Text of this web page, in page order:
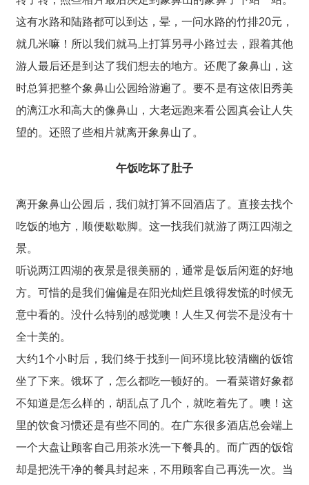
这有水路和陆路都可以到达，晕，一问水路的竹排20元，
就几米嘛！所以我们就马上打算另寻小路过去，跟着其他
游人最后还是到达了我们想去的地方。还爬了象鼻山，这
时总算把整个象鼻山公园给游遍了。要不是有这依旧秀美
的漓江水和高大的像鼻山，大老远跑来看公园真会让人失
望的。还照了些相片就离开象鼻山了。
午饭吃坏了肚子
离开象鼻山公园后，我们就打算不回酒店了。直接去找个
吃饭的地方，顺便歇歇脚。这一找我们就游了两江四湖之
景。
听说两江四湖的夜景是很美丽的，通常是饭后闲逛的好地
方。可惜的是我们偏偏是在阳光灿烂且饿得发慌的时候无
意中看的。没什么特别的感觉噢！人生又何尝不是没有十
全十美的。
大约1个小时后，我们终于找到一间环境比较清幽的饭馆
坐了下来。饿坏了，怎么都吃一顿好的。一看菜谱好象都
不知道是怎么样的，胡乱点了几个，就吃着先了。噢！这
里的饮食习惯还是有些不同的。在广东很多酒店总会端上
一个大盘让顾客自己用茶水洗一下餐具的。而广西的饭馆
却是把洗干净的餐具封起来，不用顾客自己再洗一次。当